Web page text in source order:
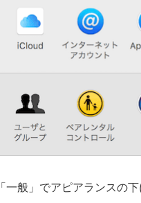
「一般」でアピアランスの